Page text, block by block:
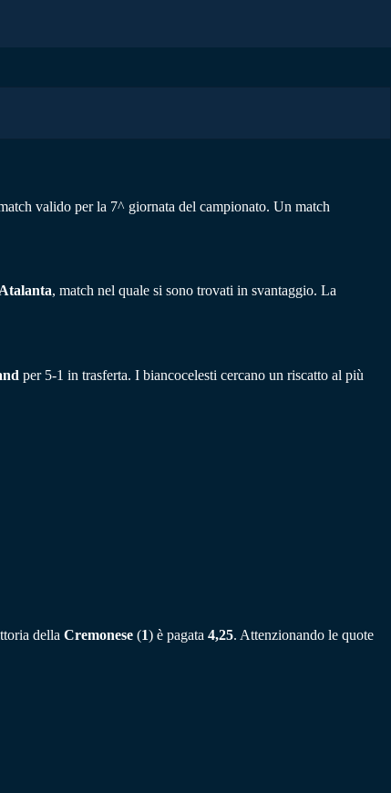
valido per la 7^ giornata del campionato. Un match
, match nel quale si sono trovati in svantaggio. La
per 5-1 in trasferta. I biancocelesti cercano un riscatto al più
della Cremonese (1) è pagata 4,25. Attenzionando le quote